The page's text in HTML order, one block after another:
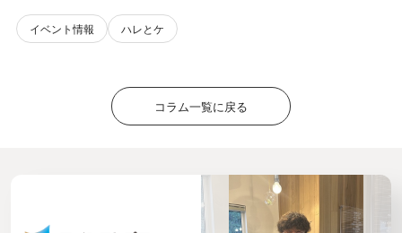
イベント情報 ハレとケ
コラム一覧に戻る